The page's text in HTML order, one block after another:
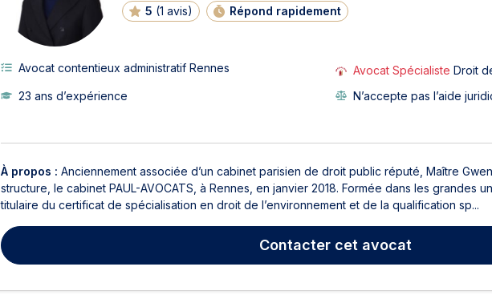
5 (1 avis) Répond rapidement
Avocat contentieux administratif Rennes Avocat Spécialiste Droit
23 ans d’expérience
N’accepte pas l’aide
À propos : Anciennement associée d’un cabinet parisien de droit public réputé, Maître
structure, le cabinet PAUL-AVOCATS, à Rennes, en janvier 2018. Formée dans les grandes
titulaire du certificat de spécialisation en droit de l’environnement et de la qualification sp...
Contactercet avocat